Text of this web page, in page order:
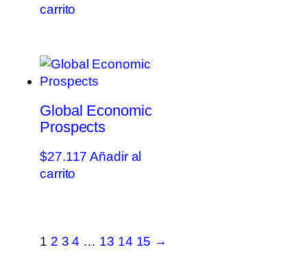
carrito
Global Economic
Prospects
$27.117 Añadir al
carrito
1 2 3 4 … 13 14 15 →